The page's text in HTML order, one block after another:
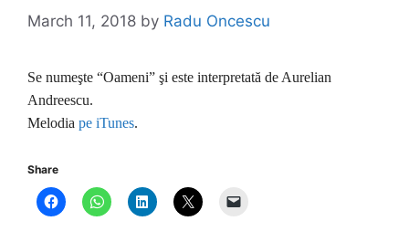
March 11, 2018 by Radu Oncescu
Se numeşte “Oameni” şi este interpretată de Aurelian
Andreescu.
Melodia pe iTunes.
Share